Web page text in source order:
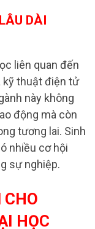
DÀI
liên quan đến
kỹ thuật điện tử
này không
động mà còn
tương lai. Sinh
nhiều cơ hội
sự nghiệp.
HỌC